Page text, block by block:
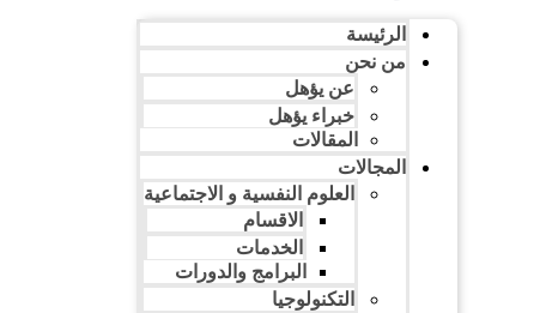
الرئيسة
من نحن
عن يؤهل
خبراء يؤهل
المقالات
المجالات
العلوم النفسية و الاجتماعية
الاقسام
الخدمات
البرامج والدورات
التكنولوجيا